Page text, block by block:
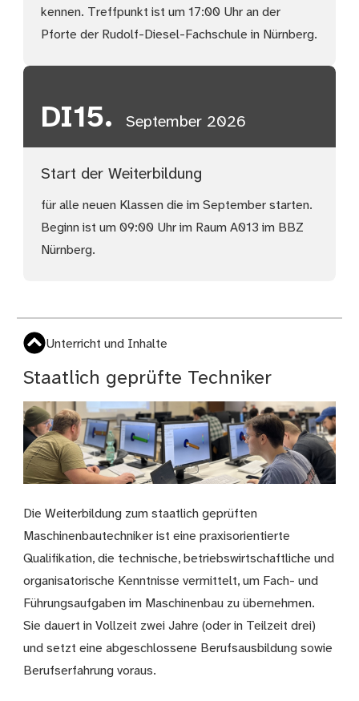
kennen. Treffpunkt ist um 17:00 Uhr an der
Pforte der Rudolf-Diesel-Fachschule in Nürnberg.
DI15. September 2026
Start der Weiterbildung
für alle neuen Klassen die im September starten.
Beginn ist um 09:00 Uhr im Raum A013 im BBZ
Nürnberg.
Unterricht und Inhalte
Staatlich geprüfte Techniker
Die Weiterbildung zum staatlich geprüften
Maschinenbautechniker ist eine praxisorientierte
Qualifikation, die technische, betriebswirtschaftliche und
organisatorische Kenntnisse vermittelt, um Fach- und
Führungsaufgaben im Maschinenbau zu übernehmen.
Sie dauert in Vollzeit zwei Jahre (oder in Teilzeit drei)
und setzt eine abgeschlossene Berufsausbildung sowie
Berufserfahrung voraus.